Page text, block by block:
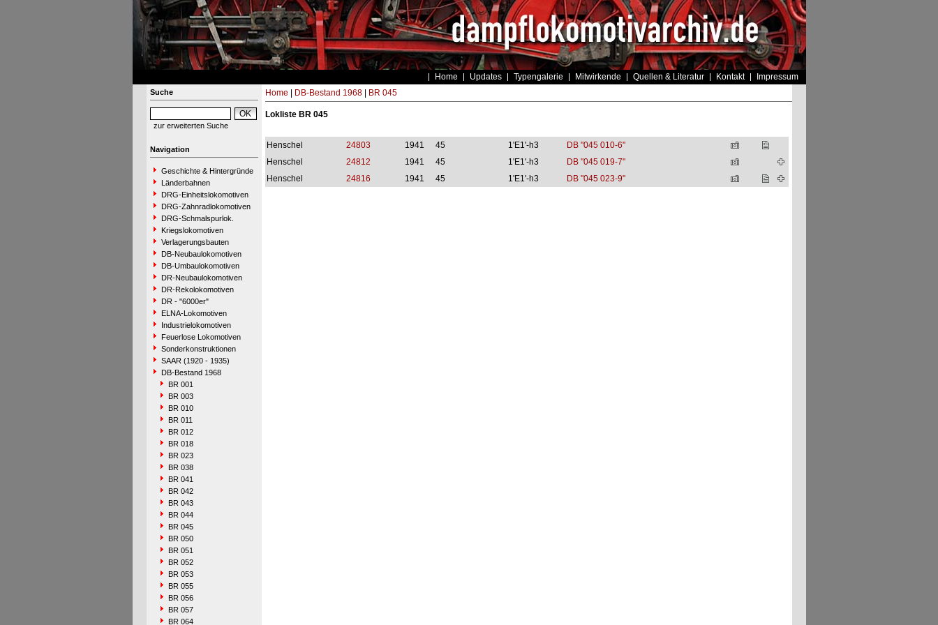
Home Updates Typengalerie Mitwirkende Quellen & Literatur Kontakt Impressum
Suche
zur erweiterten Suche
Navigation
Geschichte & Hintergründe
Länderbahnen
DRG-Einheitslokomotiven
DRG-Zahnradlokomotiven
DRG-Schmalspurlok.
Kriegslokomotiven
Verlagerungsbauten
DB-Neubaulokomotiven
DB-Umbaulokomotiven
DR-Neubaulokomotiven
DR-Rekolokomotiven
DR - "6000er"
ELNA-Lokomotiven
Industrielokomotiven
Feuerlose Lokomotiven
Sonderkonstruktionen
SAAR (1920 - 1935)
DB-Bestand 1968
BR 001
BR 003
BR 010
BR 011
BR 012
BR 018
BR 023
BR 038
BR 041
BR 042
BR 043
BR 044
BR 045
BR 050
BR 051
BR 052
BR 053
BR 055
BR 056
BR 057
BR 064
Home DB-Bestand 1968| BR 045
Lokliste BR 045
Henschel 24803 1941 45 1'E1'-h3
DB "045 010-6"
Henschel
24812 1941 45 1'E1'-h3
DB "045 019-7"
Henschel
24816 1941 45 1'E1'-h3 DB "045 023-9"